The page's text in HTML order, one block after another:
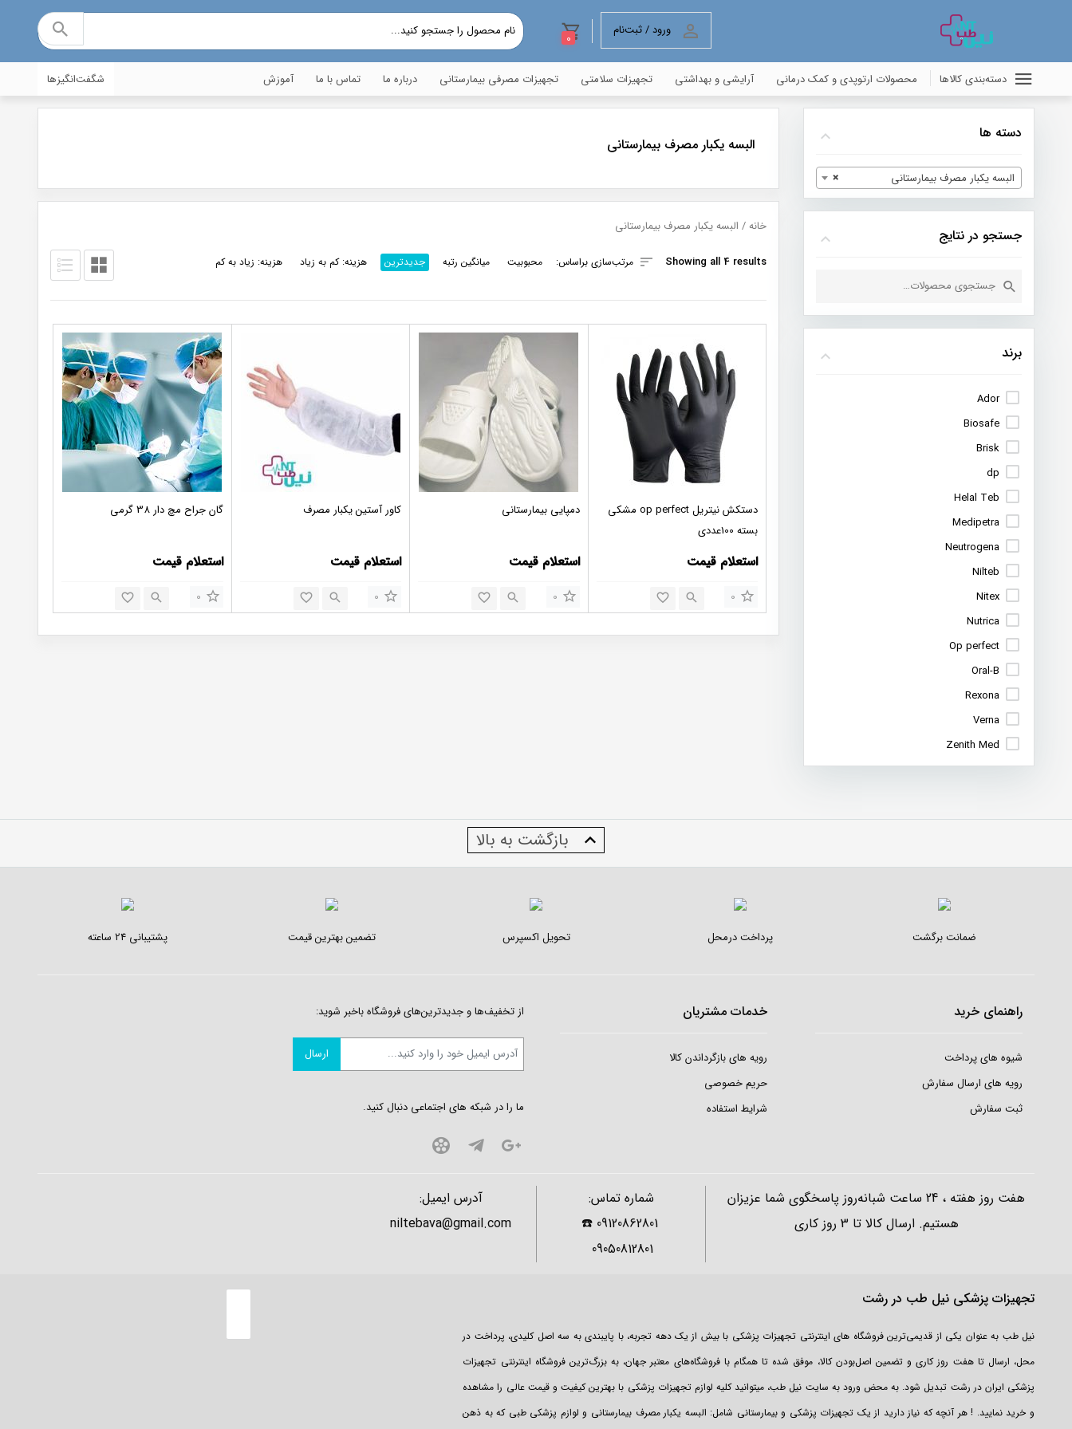
0
ورود / ثبت‌نام
دسته‌بندی کالاها محصولات ارتوپدی و کمک درمانی آرایشی و بهداشتی تجهیزات سلامتی تجهیزات مصرفی بیمارستانی درباره ما تماس با ما آموزش شگفت‌انگیزها
البسه یکبار مصرف بیمارستانی
خانه/ البسه یکبار مصرف بیمارستانی
Showing all 4 results
Sortedمرتب‌سازی براساس: محبوبیت میانگین رتبه جدیدترین هزینه: کم به زیاد هزینه: زیاد به کم
دستکش نیتریل op perfect مشکی
بسته 100عددی
استعلام قیمت
0
دمپایی بیمارستانی
استعلام قیمت
0
کاور آستین یکبار مصرف
استعلام قیمت
0
گان جراح مچ دار 38 گرمی
استعلام قیمت
0
دسته ها
× البسه یکبار مصرف بیمارستانی
جستجو در نتایج
جستجو
برند
Ador
Biosafe
Brisk
dp
Helal Teb
Medipetra
Neutrogena
Nilteb
Nitex
Nutrica
Op perfect
Oral-B
Rexona
Verna
Zenith Med
اپی رویال
ای تی اس
رویال
مدی اسمارت
بازگشت به بالا
ضمانت برگشت پرداخت درمحل تحویل اکسپرس تضمین بهترین قیمت پشتیبانی 24 ساعته
راهنمای خرید
شیوه های پرداخت
رویه های ارسال سفارش
ثبت سفارش
خدمات مشتریان
رویه های بازگرداندن کالا
حریم خصوصی
شرایط استفاده
از تخفیف‌ها و جدیدترین‌های فروشگاه باخبر شوید:
ما را در شبکه های اجتماعی دنبال کنید.
هفت روز هفته ، 24 ساعت شبانه‌روز پاسخگوی شما عزیزان
هستیم. ارسال کالا تا 3 روز کاری
شماره تماس:
09120862801 ☎️
09050812801
آدرس ایمیل:
niltebava@gmail.com
تجهیزات پزشکی نیل طب در رشت
نیل طب به عنوان یکی از قدیمی‌ترین فروشگاه های اینترنتی تجهیزات پزشکی با بیش از یک دهه تجربه، با پایبندی به سه اصل کلیدی، پرداخت در
محل، ارسال تا هفت روز کاری و تضمین اصل‌بودن کالا، موفق شده تا همگام با فروشگاه‌های معتبر جهان، به بزرگ‌ترین فروشگاه اینترنتی تجهیزات
پزشکی ایران در رشت تبدیل شود. به محض ورود به سایت نیل طب، میتوانید کلیه لوازم تجهیزات پزشکی با بهترین کیفیت و قیمت عالی را مشاهده
و خرید نمایید. ! هر آنچه که نیاز دارید از یک تجهیزات پزشکی و بیمارستانی شامل: البسه یکبار مصرف بیمارستانی و لوازم پزشکی طبی که به ذهن